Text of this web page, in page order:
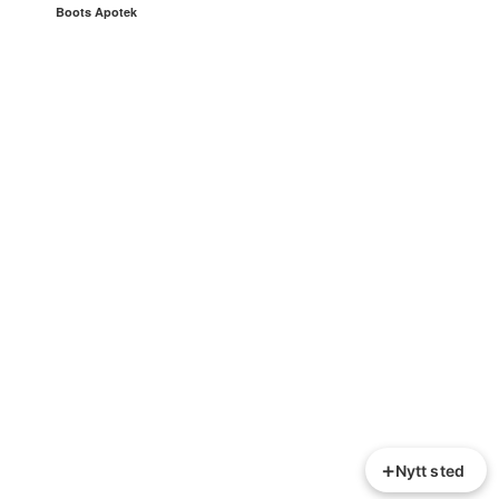
Boots Apotek
+Nytt sted